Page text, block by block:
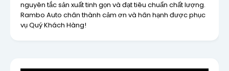
nguyên tắc sản xuất tinh gọn và đạt tiêu chuẩn chất lượng.
Rambo Auto chân thành cảm ơn và hân hạnh được phục
vụ Quý Khách Hàng!